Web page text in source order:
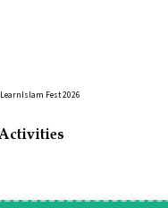
LearnIslam Fest 2026